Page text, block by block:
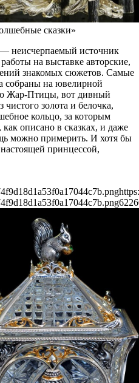
сказки»
неисчерпаемый источник
на выставке авторские,
знакомых сюжетов. Самые
собраны на ювелирной
Жар-Птицы, вот дивный
золота и белочка,
кольцо, за которым
описано в сказках, и даже
можно примерить. И хотя бы
принцессой,
622